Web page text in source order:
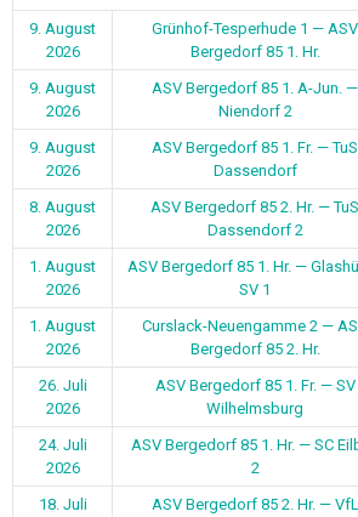
9. August
2026
Grünhof-Tesperhude 1 — ASV
Bergedorf 85 1. Hr.
9. August
2026
ASV Bergedorf 85 1. A-Jun. —
Niendorf 2
9. August
2026
ASV Bergedorf 85 1. Fr. — TuS
Dassendorf
8. August
2026
ASV Bergedorf 85 2. Hr. — TuS
Dassendorf 2
1. August
2026
ASV Bergedorf 85 1. Hr. —
SV 1
1. August
2026
Curslack-Neuengamme 2 —
Bergedorf 85 2. Hr.
26. Juli
2026
ASV Bergedorf 85 1. Fr. — SV
Wilhelmsburg
24. Juli
2026
ASV Bergedorf 85 1. Hr. — SC
2
18. Juli
ASV Bergedorf 85 2. Hr. — VfL